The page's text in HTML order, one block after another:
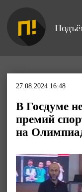
27.08.2024 16:48
В Госдуме
премий
на